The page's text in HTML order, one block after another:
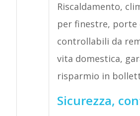
Riscaldamento,
per finestre,
controllabili da
vita domestica,
risparmio in
Sicurezza,